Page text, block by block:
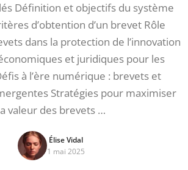
Définition et objectifs du système
d’obtention d’un brevet Rôle
dans la protection de l’innovation
et juridiques pour les
à l’ère numérique : brevets et
Stratégies pour maximiser
valeur des brevets …
Élise Vidal
1 mai 2025